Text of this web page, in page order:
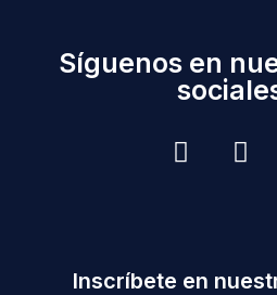
Síguenos en
Inscríbete en